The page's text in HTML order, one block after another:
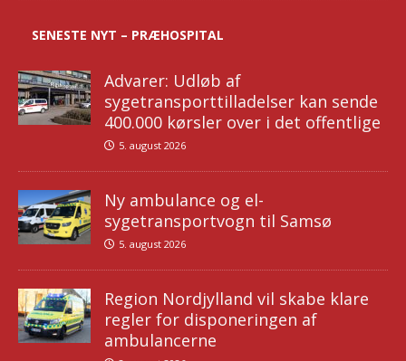
SENESTE NYT – PRÆHOSPITAL
Advarer: Udløb af
sygetransporttilladelser kan sende
400.000 kørsler over i det offentlige
5. august 2026
Ny ambulance og el-
sygetransportvogn til Samsø
5. august 2026
Region Nordjylland vil skabe klare
regler for disponeringen af
ambulancerne